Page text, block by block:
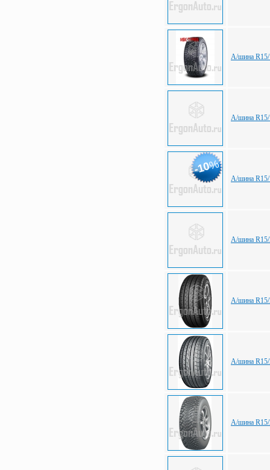
А/шина
А/шина R15/
-10%
А/шина R15/
А/шина R15/
А/шина R15/
А/шина R15/
А/шина R15/